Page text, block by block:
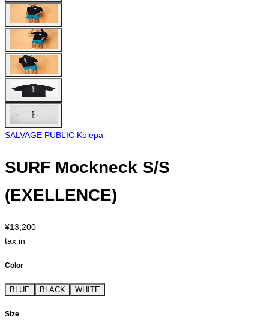
SALVAGE PUBLIC Kolepa
SURF Mockneck S/S
(EXELLENCE)
¥13,200
tax in
Color
BLUE BLACK WHITE
Size